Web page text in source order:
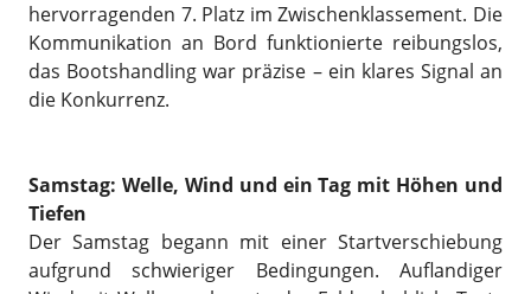
hervorragenden 7. Platz im Zwischenklassement. Die
Kommunikation an Bord funktionierte reibungslos,
das Bootshandling war präzise – ein klares Signal an
die Konkurrenz.
Samstag: Welle, Wind und ein Tag mit Höhen und
Tiefen
Der Samstag begann mit einer Startverschiebung
aufgrund schwieriger Bedingungen. Auflandiger